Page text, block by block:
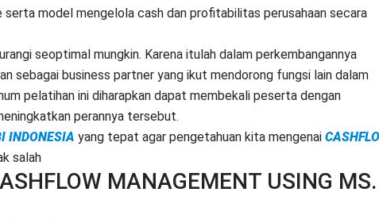
model mengelola cash dan profitabilitas perusahaan secara
seoptimal mungkin. Karena itulah dalam perkembangannya
sebagai business partner yang ikut mendorong fungsi lain dalam
pelatihan ini diharapkan dapat membekali peserta dengan
perannya tersebut.
INDONESIA yang tepat agar pengetahuan kita mengenai
salah
MANAGEMENT USING MS.